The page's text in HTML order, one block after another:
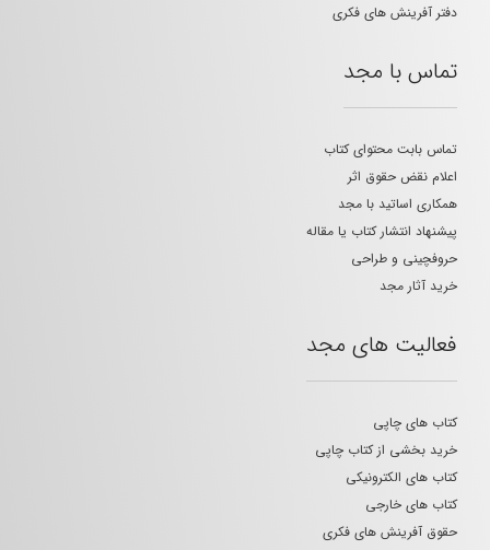
دفتر آفرینش های فکری
تماس با مجد
تماس بابت محتوای کتاب
اعلام نقض حقوق اثر
همکاری اساتید با مجد
پیشنهاد انتشار کتاب یا مقاله
حروفچینی و طراحی
خرید آثار مجد
فعالیت های مجد
کتاب های چاپی
خرید بخشی از کتاب چاپی
کتاب های الکترونیکی
کتاب های خارجی
حقوق آفرینش های فکری